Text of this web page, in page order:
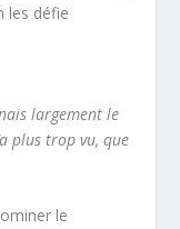
les défie
largement le
plus trop vu, que
le